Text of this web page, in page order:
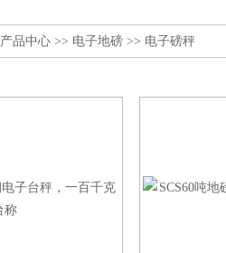
产品中心 >> 电子地磅 >> 电子磅秤